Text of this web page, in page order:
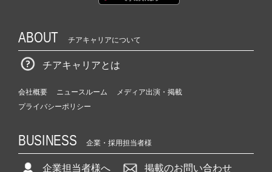
ABOUT チアキャリアについて
チアキャリアとは
会社概要 ニュースルーム
メディア出演・掲載
プライバシーポリシー
BUSINESS 企業・採用担当者様
企業担当者様へ 掲載のお問い合わせ